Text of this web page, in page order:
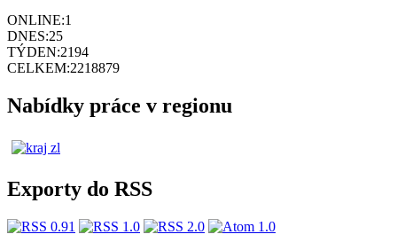
ONLINE:1
DNES:25
TÝDEN:2194
CELKEM:2218879
Nabídky práce v regionu
Exporty do RSS